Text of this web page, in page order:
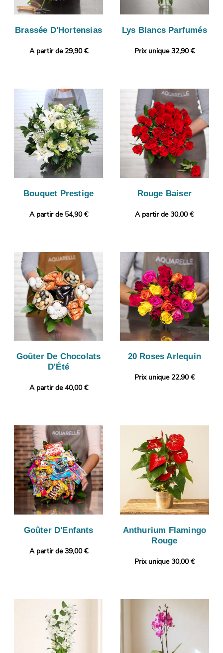
Brassée D'Hortensias
A partir de 29,90 €
Lys Blancs Parfumés
Prix unique 32,90 €
Bouquet Prestige
A partir de 54,90 €
Rouge Baiser
A partir de 30,00 €
Goûter De Chocolats
D'Été
A partir de 40,00 €
20 Roses Arlequin
Prix unique 22,90 €
Goûter D'Enfants
A partir de 39,00 €
Anthurium Flamingo
Rouge
Prix unique 30,00 €